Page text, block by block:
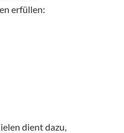
erfüllen:
dient dazu,